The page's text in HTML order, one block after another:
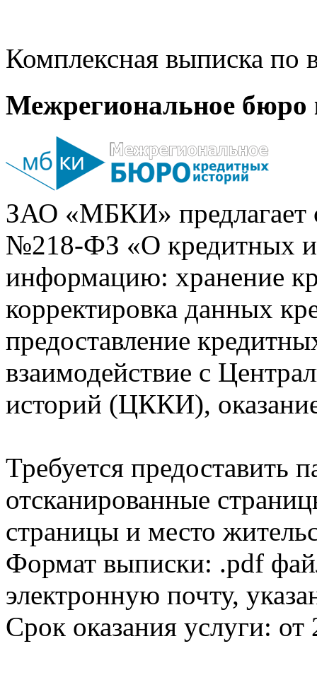
Комплексная выписка
Межрегиональное бюро
ЗАО «МБКИ» предлагает
№218-ФЗ «О кредитных
информацию: хранение
корректировка данных
предоставление
взаимодействие с
историй (ЦККИ),
Требуется предоставить
отсканированные
страницы и место
Формат выписки: .pdf
электронную почту,
Срок оказания услуги: от